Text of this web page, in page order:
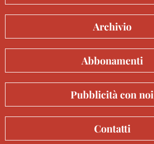
Archivio
Abbonamenti
Pubblicità con noi
Contatti